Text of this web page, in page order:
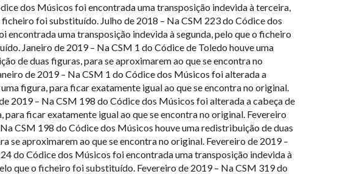
dos Músicos foi encontrada uma transposição indevida à terceira,
ficheiro foi substituído. Julho de 2018 – Na CSM 223 do Códice dos
encontrada uma transposição indevida à segunda, pelo que o ficheiro
Janeiro de 2019 – Na CSM 1 do Códice de Toledo houve uma
de duas figuras, para se aproximarem ao que se encontra no
de 2019 – Na CSM 1 do Códice dos Músicos foi alterada a
figura, para ficar exatamente igual ao que se encontra no original.
2019 – Na CSM 198 do Códice dos Músicos foi alterada a cabeça de
para ficar exatamente igual ao que se encontra no original. Fevereiro
CSM 198 do Códice dos Músicos houve uma redistribuição de duas
se aproximarem ao que se encontra no original. Fevereiro de 2019 –
do Códice dos Músicos foi encontrada uma transposição indevida à
que o ficheiro foi substituído. Fevereiro de 2019 – Na CSM 319 do